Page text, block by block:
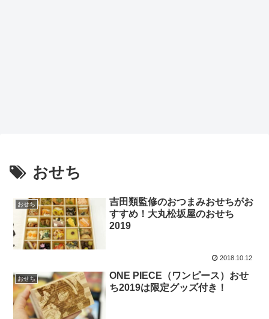
おせち
おせち
吉田類監修のおつまみおせちがお
すすめ！大丸松坂屋のおせち
2019
2018.10.12
おせち
ONE PIECE（ワンピース）おせ
ち2019は限定グッズ付き！